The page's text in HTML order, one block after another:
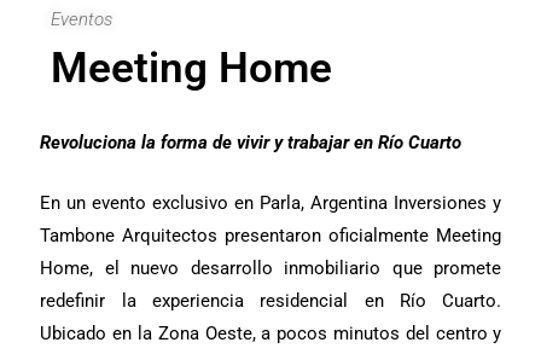
Eventos
Meeting Home
Revoluciona la forma de vivir y trabajar en Río Cuarto
En un evento exclusivo en Parla, Argentina Inversiones y
Tambone Arquitectos presentaron oficialmente Meeting
Home, el nuevo desarrollo inmobiliario que promete
redefinir la experiencia residencial en Río Cuarto.
Ubicado en la Zona Oeste, a pocos minutos del centro y